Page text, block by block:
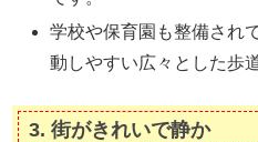
学校や保育園も整備され
動しやすい広々とした歩
3. 街がきれいで静か